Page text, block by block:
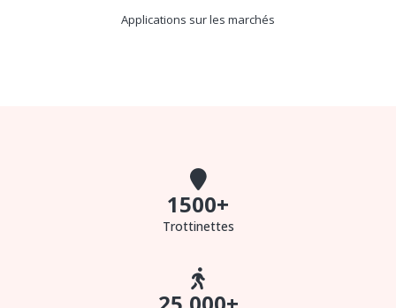
Applications sur les marchés
1500+
Trottinettes